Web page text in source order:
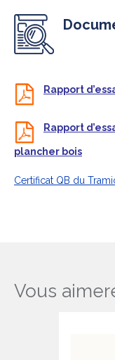
Rapport
Rapport
plancher bois
Certificat QB du
Vous